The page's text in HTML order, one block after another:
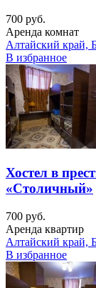
700 руб.
Аренда комнат
Алтайский край,
В избранное
Хостел в
«Столичный»
700 руб.
Аренда квартир
Алтайский край,
В избранное